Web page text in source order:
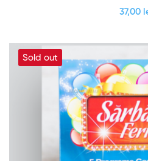
37,00
Sold out